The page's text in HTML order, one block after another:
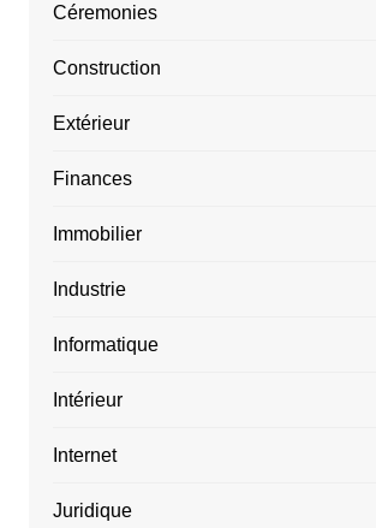
Céremonies
Construction
Extérieur
Finances
Immobilier
Industrie
Informatique
Intérieur
Internet
Juridique